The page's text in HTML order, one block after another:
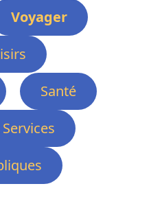
Voyager
Santé